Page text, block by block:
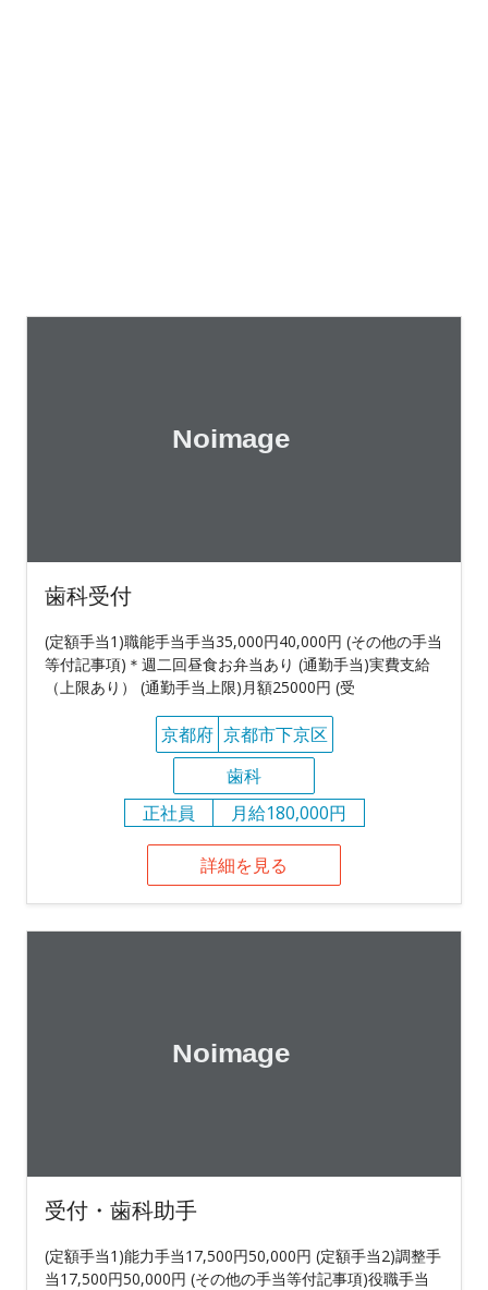
歯科受付
(定額手当1)職能手当手当35,000円40,000円 (その他の手当
等付記事項)＊週二回昼食お弁当あり (通勤手当)実費支給
（上限あり） (通勤手当上限)月額25000円 (受
京都府 京都市下京区
歯科
正社員
月給180,000円
詳細を見る
受付・歯科助手
(定額手当1)能力手当17,500円50,000円 (定額手当2)調整手
当17,500円50,000円 (その他の手当等付記事項)役職手当